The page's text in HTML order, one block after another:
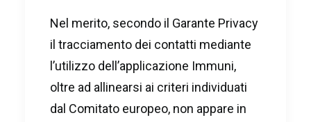
Nel merito, secondo il Garante Privacy
il tracciamento dei contatti mediante
l’utilizzo dell’applicazione Immuni,
oltre ad allinearsi ai criteri individuati
dal Comitato europeo, non appare in